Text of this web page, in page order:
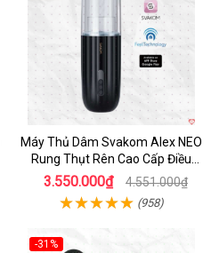
Máy Thủ Dâm Svakom Alex NEO
Rung Thụt Rên Cao Cấp Điều
Khiển App
3.550.000₫ 4.551.000₫
(958)
-31%